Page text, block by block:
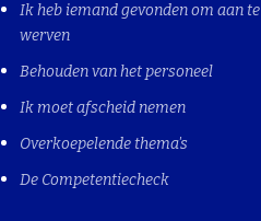
Ik heb iemand gevonden om aan te
werven
Behouden van het personeel
Ik moet afscheid nemen
Overkoepelende thema's
De Competentiecheck